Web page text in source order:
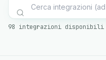
98 integrazioni disponibili